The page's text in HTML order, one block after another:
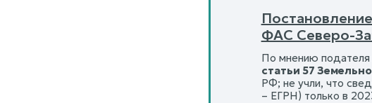
ФАС Северо-
По мнению подателя
статьи 57
РФ; не учли, что
– ЕГРН) только в